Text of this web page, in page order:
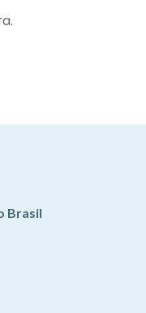
Brasil